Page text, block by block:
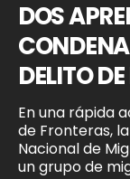
DOS
DELITO
En una rápida
de Fronteras,
Nacional de
un grupo de